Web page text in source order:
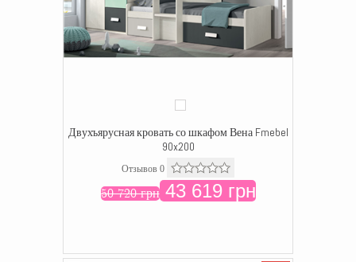
Двухъярусная кровать со шкафом Вена Fmebel
90x200
Отзывов 0
50 720 грн43 619 грн